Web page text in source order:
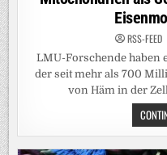
RSS-FEED
LMU-Forschende haben
der seit mehr als 700
von Häm in der